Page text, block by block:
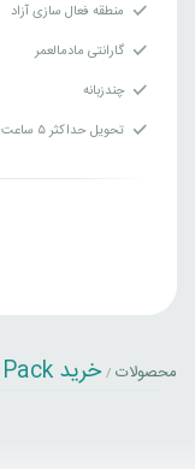
منطقه فعال سازی آزاد
گارانتی مادمالعمر
چندزبانه
تحویل حداکثر ۵ ساعت
محصولات / خرید Vinderman 2.0 Pack برای پلی استیشن